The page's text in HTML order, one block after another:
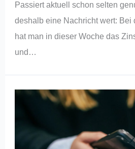
Passiert aktuell schon selten
deshalb eine Nachricht wert: Bei
hat man in dieser Woche das
und…